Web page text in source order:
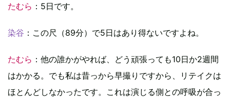
たむら ：5日です。
染谷 ：この尺（89分）で5日はあり得ないですよね。
たむら ：他の誰かがやれば、どう頑張っても10日か2週間
はかかる。でも私は昔っから早撮りですから、リテイクは
ほとんどしなかったです。これは演じる側との呼吸が合っ